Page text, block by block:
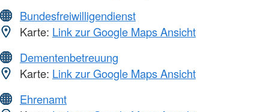
Bundesfreiwilligendienst
Karte: Link zur Google Maps Ansicht
Dementenbetreuung
Karte: Link zur Google Maps Ansicht
Ehrenamt